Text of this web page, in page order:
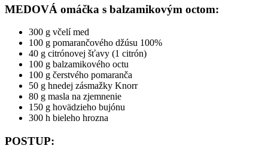
MEDOVÁ omáčka s balzamikovým octom:
300 g včelí med
100 g pomarančového džúsu 100%
40 g citrónovej šťavy (1 citrón)
100 g balzamikového octu
100 g čerstvého pomaranča
50 g hnedej zásmažky Knorr
80 g masla na zjemnenie
150 g hovädzieho bujónu
300 h bieleho hrozna
POSTUP: